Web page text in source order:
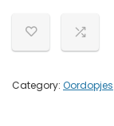
Category: Oordopjes